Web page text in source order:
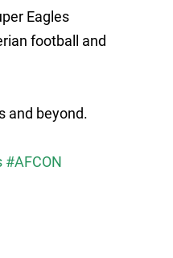
Eagles
football and
and beyond.
#AFCON